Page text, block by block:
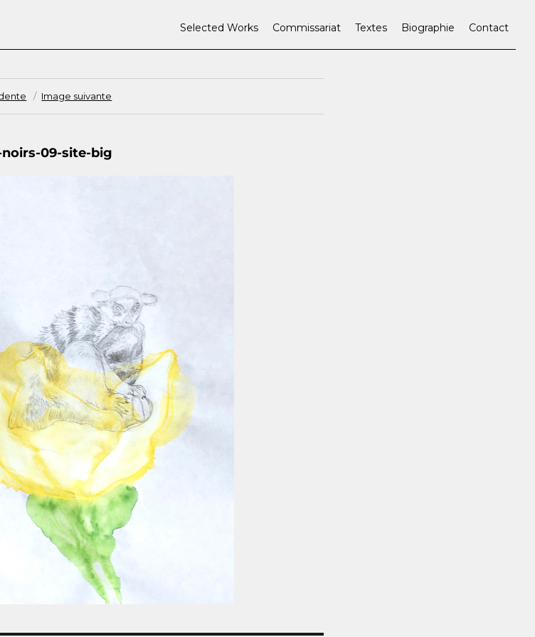
Selected Works Commissariat Textes Biographie Contact
Image suivante
09-site-big